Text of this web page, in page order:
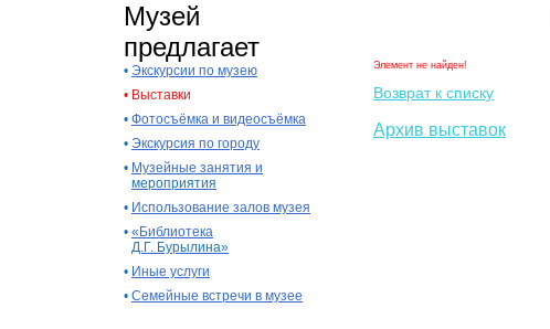
Музей
предлагает
• Экскурсии по музею
• Выставки
• Фотосъёмка и видеосъёмка
• Экскурсия по городу
• Музейные занятия и
мероприятия
• Использование залов музея
• «Библиотека
Д.Г. Бурылина»
• Иные услуги
• Семейные встречи в музее
Элемент не найден!
Возврат к списку
Архив выставок